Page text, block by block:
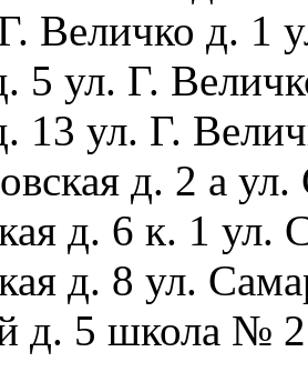
Величко д. 1
5 ул. Г.
13 ул. Г.
д. 2 а
д. 6 к. 1 ул.
д. 8 ул.
д. 5 школа №